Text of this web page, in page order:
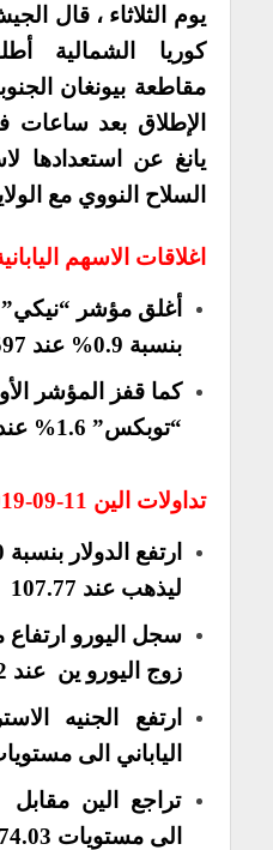
يوم الثلاثاء ، قال
كوريا الشمالية
مقاطعة بيونغان
الإطلاق بعد
يانغ عن استعدادها
السلاح النووي مع
اغلاقات الاسهم
أغلق مؤشر “نيكي”
بنسبة 0.9% عند 21597 نقطة
كما قفز المؤشر
“توبكس” 1.6% عند 1583 نقطة.
تداولات الين 11-09-2019
ارتفع الدولار بنسبة 0.20 ٪ مقابل
ليذهب عند 107.77 .
سجل اليورو ارتفاع
زوج اليورو ين عند 118.92.
ارتفع الجنيه
الياباني الى مستويات
تراجع الين مقابل
الى مستويات 74.03 .